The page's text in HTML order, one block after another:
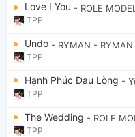
Love I You - ROLE MODEL
TPP
Undo - RYMAN - RYMAN
TPP
Hạnh Phúc Đau Lòng -
TPP
The Wedding - ROLE
TPP